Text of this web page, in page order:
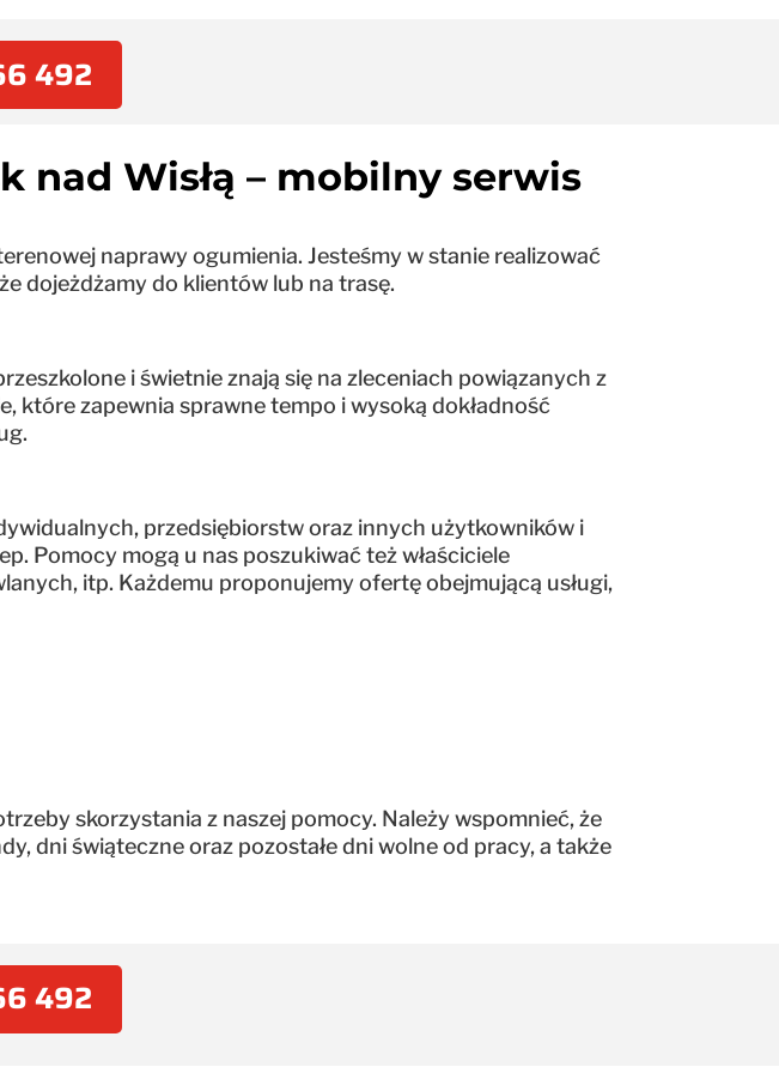
492
nad Wisłą – mobilny serwis
naprawy ogumienia. Jesteśmy w stanie realizować
dojeżdżamy do klientów lub na trasę.
i świetnie znają się na zleceniach powiązanych z
które zapewnia sprawne tempo i wysoką dokładność
przedsiębiorstw oraz innych użytkowników i
Pomocy mogą u nas poszukiwać też właściciele
itp. Każdemu proponujemy ofertę obejmującą usługi,
skorzystania z naszej pomocy. Należy wspomnieć, że
dni świąteczne oraz pozostałe dni wolne od pracy, a także
492